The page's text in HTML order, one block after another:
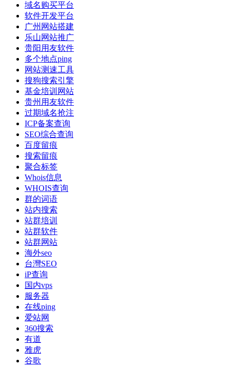
域名购买平台
软件开发平台
广州网站搭建
乐山网站推广
贵阳用友软件
多个地点ping
网站测速工具
搜狗搜索引擎
基金培训网站
贵州用友软件
过期域名抢注
ICP备案查询
SEO综合查询
百度留痕
搜索留痕
聚合标签
Whois信息
WHOIS查询
群的词语
站内搜索
站群培训
站群软件
站群网站
海外seo
台灣SEO
iP查询
国内vps
服务器
在线ping
爱站网
360搜索
有道
雅虎
谷歌